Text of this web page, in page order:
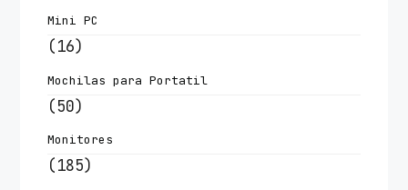
Mini PC
(16)
Mochilas para Portatil
(50)
Monitores
(185)